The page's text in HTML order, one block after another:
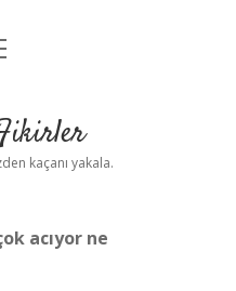
kaçanı yakala.
acıyor ne